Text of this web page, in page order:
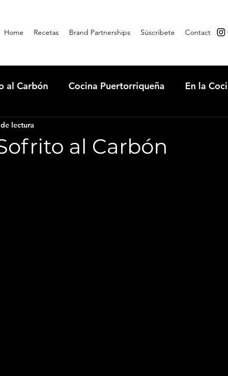
Home Recetas Brand Partnerships Súscribete Contact
al Carbón Cocina Puertorriqueña En la
al Carbón
lectura